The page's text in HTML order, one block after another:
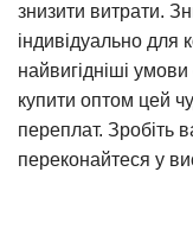
знизити витрати.
індивідуально для
найвигідніші
купити оптом цей
переплат. Зробіть
переконайтеся у